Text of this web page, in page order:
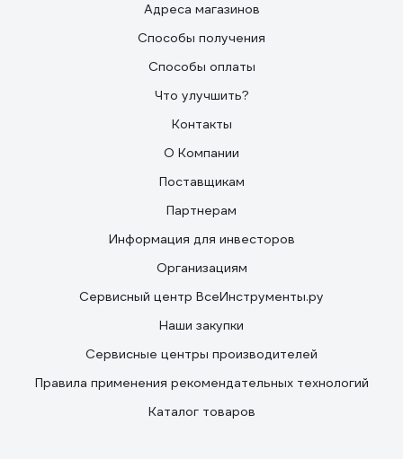
Адреса магазинов
Способы получения
Способы оплаты
Что улучшить?
Контакты
О Компании
Поставщикам
Партнерам
Информация для инвесторов
Организациям
Сервисный центр ВсеИнструменты.ру
Наши закупки
Сервисные центры производителей
Правила применения рекомендательных технологий
Каталог товаров